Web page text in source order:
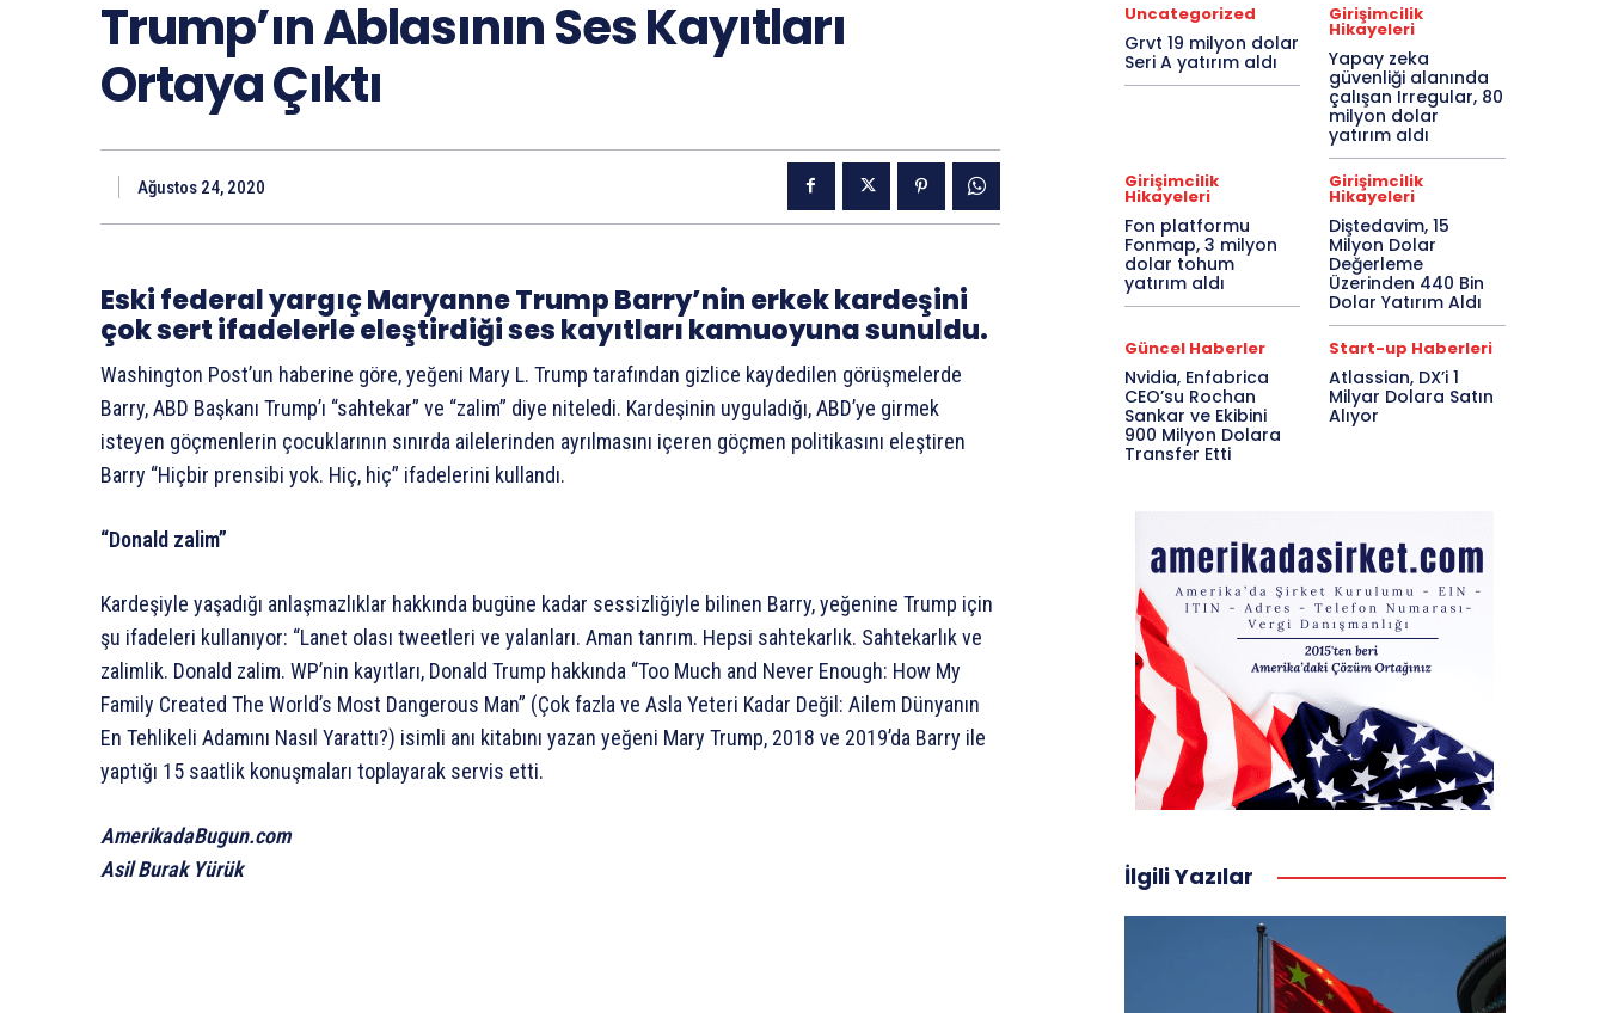
Trump’ın Ablasının Ses Kayıtları
Ortaya Çıktı
Ağustos 24, 2020
Eski federal yargıç Maryanne Trump Barry’nin erkek kardeşini
çok sert ifadelerle eleştirdiği ses kayıtları kamuoyuna sunuldu.
Washington Post’un haberine göre, yeğeni Mary L. Trump tarafından gizlice kaydedilen görüşmelerde
Barry, ABD Başkanı Trump’ı “sahtekar” ve “zalim” diye niteledi. Kardeşinin uyguladığı, ABD’ye girmek
isteyen göçmenlerin çocuklarının sınırda ailelerinden ayrılmasını içeren göçmen politikasını eleştiren
Barry “Hiçbir prensibi yok. Hiç, hiç” ifadelerini kullandı.
“Donald zalim”
Kardeşiyle yaşadığı anlaşmazlıklar hakkında bugüne kadar sessizliğiyle bilinen Barry, yeğenine Trump için
şu ifadeleri kullanıyor: “Lanet olası tweetleri ve yalanları. Aman tanrım. Hepsi sahtekarlık. Sahtekarlık ve
zalimlik. Donald zalim. WP’nin kayıtları, Donald Trump hakkında “Too Much and Never Enough: How My
Family Created The World’s Most Dangerous Man” (Çok fazla ve Asla Yeteri Kadar Değil: Ailem Dünyanın
En Tehlikeli Adamını Nasıl Yarattı?) isimli anı kitabını yazan yeğeni Mary Trump, 2018 ve 2019’da Barry ile
yaptığı 15 saatlik konuşmaları toplayarak servis etti.
AmerikadaBugun.com
Asil Burak Yürük
Uncategorized
Grvt 19 milyon dolar
Seri A yatırım aldı
Girişimcilik
Hikayeleri
Yapay zeka
güvenliği alanında
çalışan Irregular, 80
milyon dolar
yatırım aldı
Girişimcilik
Hikayeleri
Fon platformu
Fonmap, 3 milyon
dolar tohum
yatırım aldı
Girişimcilik
Hikayeleri
Diştedavim, 15
Milyon Dolar
Değerleme
Üzerinden 440 Bin
Dolar Yatırım Aldı
Güncel Haberler
Nvidia, Enfabrica
CEO’su Rochan
Sankar ve Ekibini
900 Milyon Dolara
Transfer Etti
Start-up Haberleri
Atlassian, DX’i 1
Milyar Dolara Satın
Alıyor
İlgili Yazılar